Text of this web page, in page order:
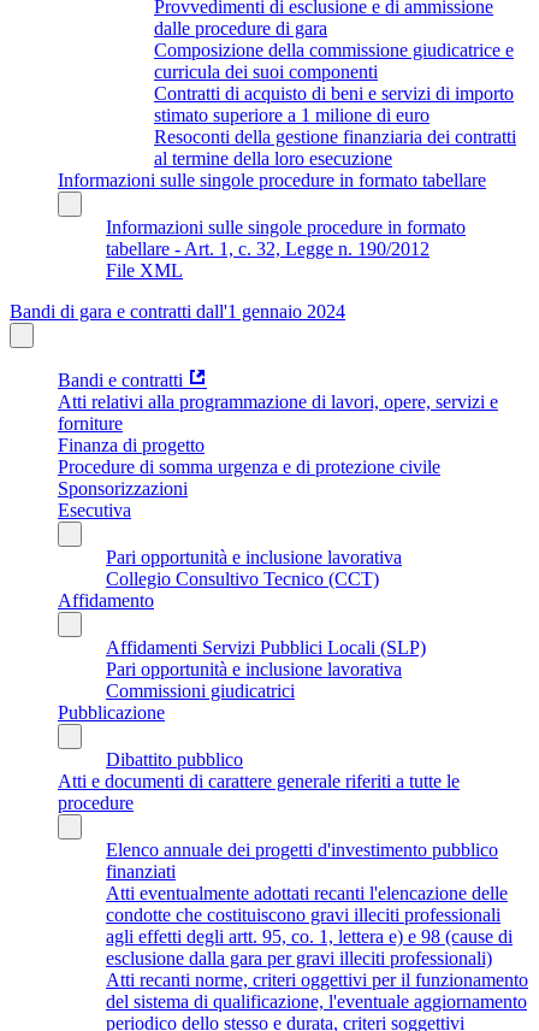
Provvedimenti di esclusione e di ammissione
dalle procedure di gara
Composizione della commissione giudicatrice e
curricula dei suoi componenti
Contratti di acquisto di beni e servizi di importo
stimato superiore a 1 milione di euro
Resoconti della gestione finanziaria dei contratti
al termine della loro esecuzione
Informazioni sulle singole procedure in formato tabellare
Informazioni sulle singole procedure in formato
tabellare - Art. 1, c. 32, Legge n. 190/2012
File XML
Bandi di gara e contratti dall'1 gennaio 2024
Bandi e contratti
Atti relativi alla programmazione di lavori, opere, servizi e
forniture
Finanza di progetto
Procedure di somma urgenza e di protezione civile
Sponsorizzazioni
Esecutiva
Pari opportunità e inclusione lavorativa
Collegio Consultivo Tecnico (CCT)
Affidamento
Affidamenti Servizi Pubblici Locali (SLP)
Pari opportunità e inclusione lavorativa
Commissioni giudicatrici
Pubblicazione
Dibattito pubblico
Atti e documenti di carattere generale riferiti a tutte le
procedure
Elenco annuale dei progetti d'investimento pubblico
finanziati
Atti eventualmente adottati recanti l'elencazione delle
condotte che costituiscono gravi illeciti professionali
agli effetti degli artt. 95, co. 1, lettera e) e 98 (cause di
esclusione dalla gara per gravi illeciti professionali)
Atti recanti norme, criteri oggettivi per il funzionamento
del sistema di qualificazione, l'eventuale aggiornamento
periodico dello stesso e durata, criteri soggettivi